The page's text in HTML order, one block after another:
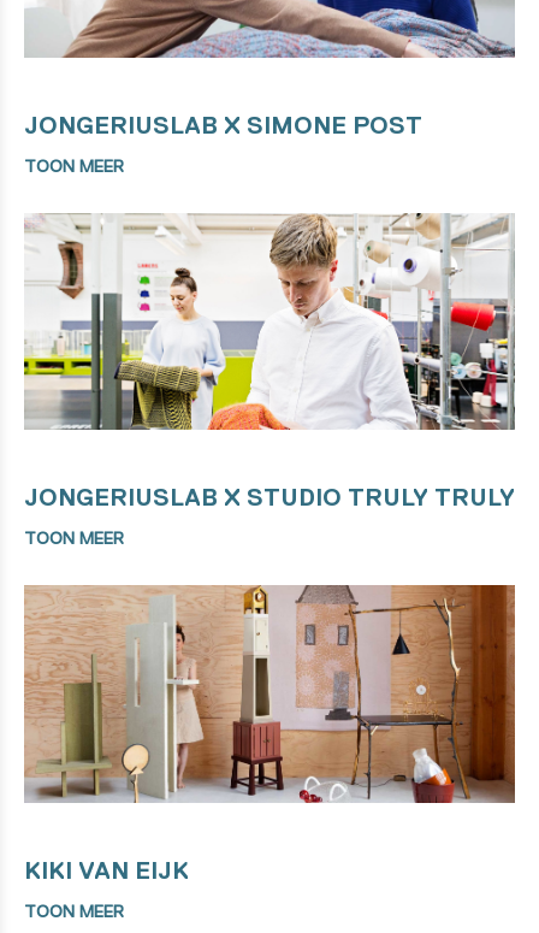
JONGERIUSLAB X SIMONE POST
TOON MEER
JONGERIUSLAB X STUDIO TRULY TRULY
TOON MEER
KIKI VAN EIJK
TOON MEER